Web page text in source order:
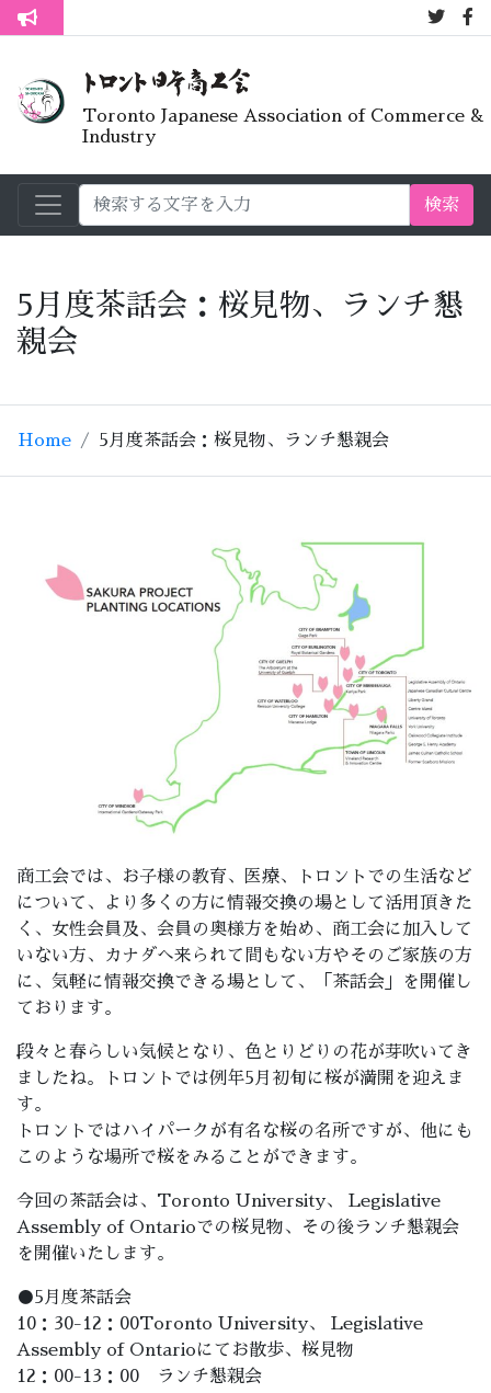
トロント生活不安疑問質問懇談会
7月オープン
Toronto Japanese Association of Commerce &
Industry
検索
5月度茶話会：桜見物、ランチ懇
親会
Home 5月度茶話会：桜見物、ランチ懇親会
商工会では、お子様の教育、医療、トロントでの生活など
について、より多くの方に情報交換の場として活用頂きた
く、女性会員及、会員の奥様方を始め、商工会に加入して
いない方、カナダへ来られて間もない方やそのご家族の方
に、気軽に情報交換できる場として、「茶話会」を開催し
ております。
段々と春らしい気候となり、色とりどりの花が芽吹いてき
ましたね。トロントでは例年5月初旬に桜が満開を迎えま
す。
トロントではハイパークが有名な桜の名所ですが、他にも
このような場所で桜をみることができます。
今回の茶話会は、Toronto University、 Legislative
Assembly of Ontarioでの桜見物、その後ランチ懇親会
を開催いたします。
●5月度茶話会
10：30-12：00Toronto University、 Legislative
Assembly of Ontarioにてお散歩、桜見物
12：00-13：00 ランチ懇親会